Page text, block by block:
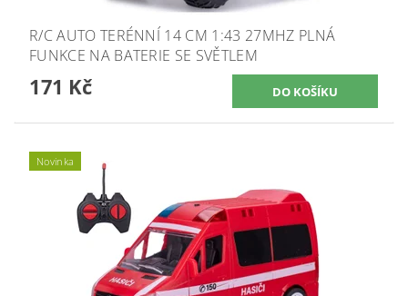
R/C AUTO TERÉNNÍ 14 CM 1:43 27MHZ PLNÁ
FUNKCE NA BATERIE SE SVĚTLEM
171 Kč
Novinka